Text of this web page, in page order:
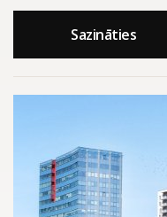
Sazināties